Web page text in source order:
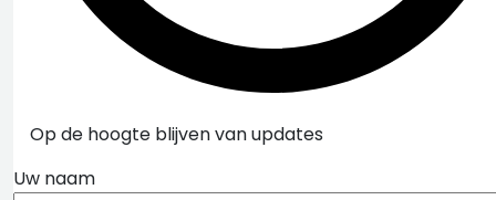
Op de hoogte blijven van updates
Uw naam